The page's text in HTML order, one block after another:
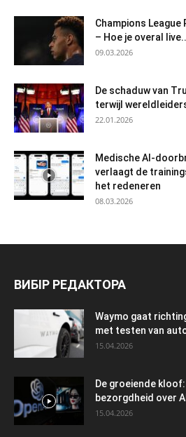
Champions
– Hoe je overal
09.03.2026
De schaduw van
terwijl
22.01.2026
Medische AI-
verlaagt de
het redeneren
08.03.2026
ВИБІР РЕДАКТОРА
Waymo gaat
met testen van
15.04.2026
De groeiende
bezorgdheid over
15.04.2026